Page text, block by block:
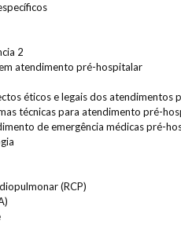
2
atendimento pré-hospitalar
éticos e legais dos atendimentos
técnicas para atendimento pré-
de emergência médicas pré-
(RCP)